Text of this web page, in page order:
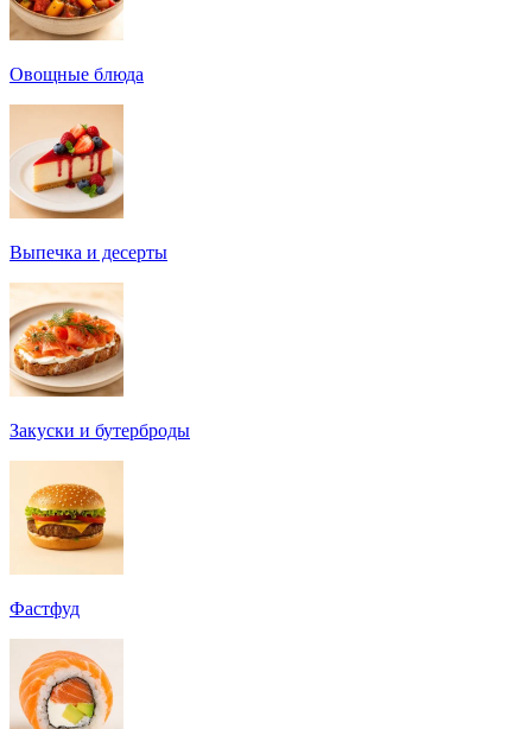
Овощные блюда
Выпечка и десерты
Закуски и бутерброды
Фастфуд